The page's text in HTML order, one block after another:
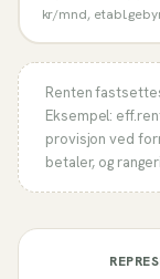
kr/mnd,
Renten
Eksempel:
provisjon ved
betaler, og